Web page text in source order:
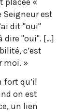
Seigneur est
dit "oui"
dire "oui". […]
c’est
moi. »
fort qu’il
on est
un lien